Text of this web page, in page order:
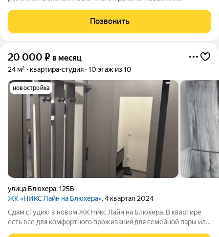
удобную инфраструктуру города . оплата в летний период
12000 + счетчики ( вода, свет) в
Позвонить
20 000 ₽ в месяц
24 м² квартира-студия 10 этаж из 10
новостройка
улица Блюхера,125Б
ЖК «НИКС Лайн на Блюхера», 4 квартал 2024
Сдам студию в новом ЖК Никс Лайн на Блюхера. В квартире
есть все для комфортного проживания для семейной пары или